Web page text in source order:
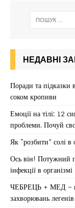
НЕДАВНІ
Поради та підказки
соком кропиви
Емоції на тілі: 12
проблеми. Почуй
Як “розбити” солі
Ось він! Потужний
інфекції в організмі
ЧЕБРЕЦЬ + МЕД –
захворювань легенів